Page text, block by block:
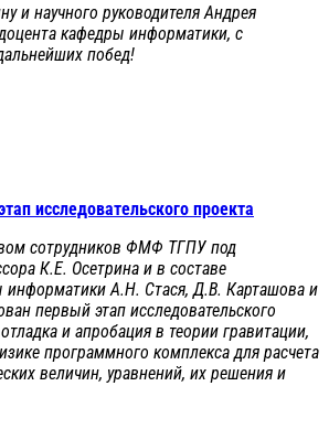
и научного руководителя Андрея
кафедры информатики, с
побед!
исследовательского проекта
сотрудников ФМФ ТГПУ под
К.Е. Осетрина и в составе
информатики А.Н. Стася, Д.В. Карташова и
первый этап исследовательского
и апробация в теории гравитации,
программного комплекса для расчета
величин, уравнений, их решения и